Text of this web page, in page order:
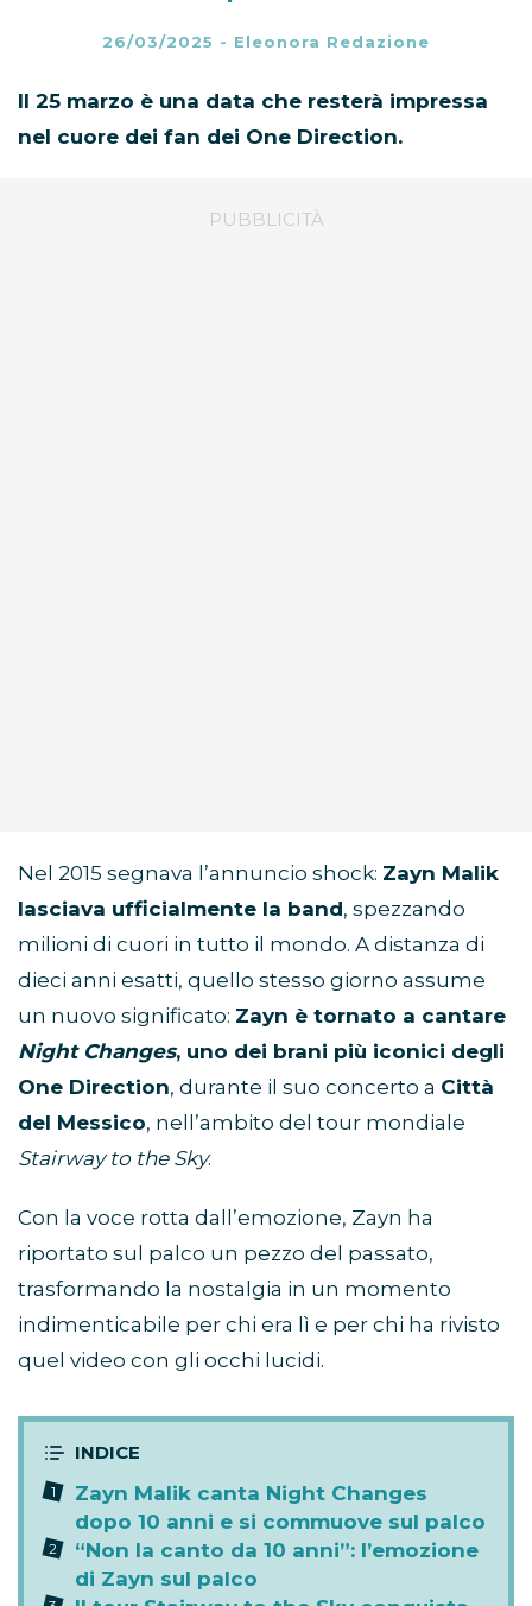
26/03/2025 - Eleonora Redazione
Il 25 marzo è una data che resterà impressa
nel cuore dei fan dei One Direction.
Nel 2015 segnava l’annuncio shock: Zayn Malik
lasciava ufficialmente la band, spezzando
milioni di cuori in tutto il mondo. A distanza di
dieci anni esatti, quello stesso giorno assume
un nuovo significato: Zayn è tornato a cantare
Night Changes, uno dei brani più iconici degli
One Direction, durante il suo concerto a Città
del Messico, nell’ambito del tour mondiale
Stairway to the Sky.
Con la voce rotta dall’emozione, Zayn ha
riportato sul palco un pezzo del passato,
trasformando la nostalgia in un momento
indimenticabile per chi era lì e per chi ha rivisto
quel video con gli occhi lucidi.
Zayn Malik canta Night Changes
dopo 10 anni e si commuove sul palco
“Non la canto da 10 anni”: l’emozione
di Zayn sul palco